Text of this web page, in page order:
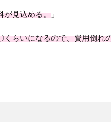
が見込める。 」
らいになるので、費用倒れ